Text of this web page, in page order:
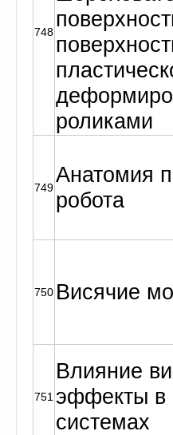
748
роликами
749
Анатомия
робота
750 Висячие
751
Влияние
эффекты в
системах